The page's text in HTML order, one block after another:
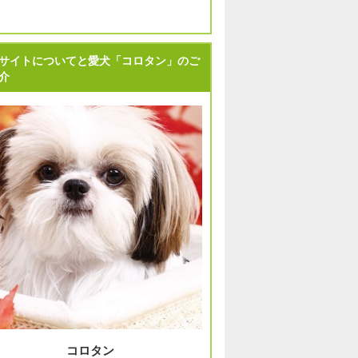
イトについてと愛犬「コロタン」のご
コロタン